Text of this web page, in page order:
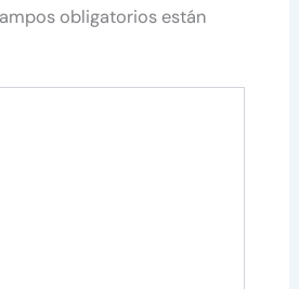
obligatorios están